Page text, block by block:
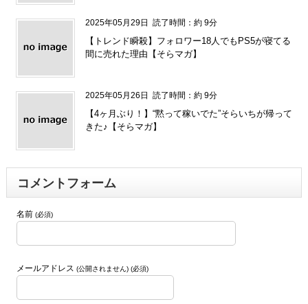
2025年05月29日 読了時間：約 9分
【トレンド瞬殺】フォロワー18人でもPS5が寝てる
間に売れた理由【そらマガ】
2025年05月26日 読了時間：約 9分
【4ヶ月ぶり！】“黙って稼いでた”そらいちが帰って
きた♪【そらマガ】
コメントフォーム
名前 (必須)
メールアドレス (公開されません) (必須)